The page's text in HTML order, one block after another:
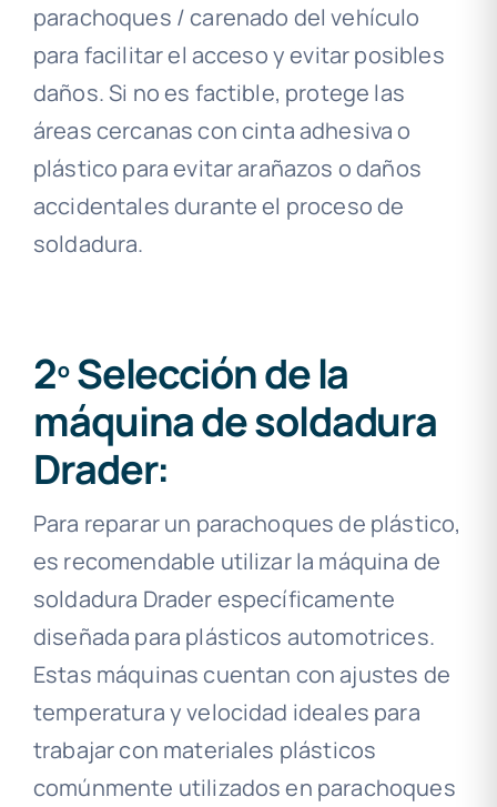
parachoques / carenado del vehículo
para facilitar el acceso y evitar posibles
daños. Si no es factible, protege las
áreas cercanas con cinta adhesiva o
plástico para evitar arañazos o daños
accidentales durante el proceso de
soldadura.
2º Selección de la
máquina de soldadura
Drader:
Para reparar un parachoques de plástico,
es recomendable utilizar la máquina de
soldadura Drader específicamente
diseñada para plásticos automotrices.
Estas máquinas cuentan con ajustes de
temperatura y velocidad ideales para
trabajar con materiales plásticos
comúnmente utilizados en parachoques